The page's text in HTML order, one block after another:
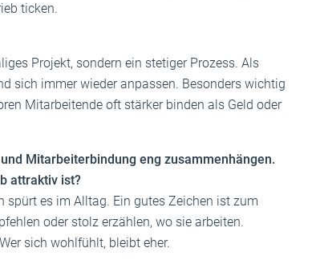
ticken.
Projekt, sondern ein stetiger Prozess. Als
sich immer wieder anpassen. Besonders wichtig
Mitarbeitende oft stärker binden als Geld oder
Mitarbeiterbindung eng zusammenhängen.
attraktiv ist?
spürt es im Alltag. Ein gutes Zeichen ist zum
oder stolz erzählen, wo sie arbeiten.
sich wohlfühlt, bleibt eher.